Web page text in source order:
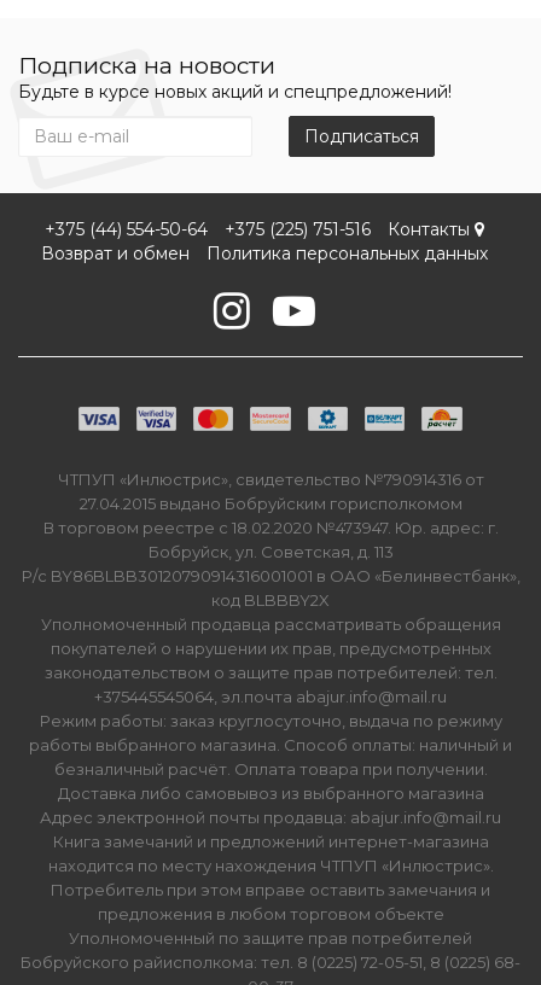
Подписка на новости
Будьте в курсе новых акций и спецпредложений!
Подписаться
+375 (44) 554-50-64 +375 (225) 751-516
Контакты
Возврат и обмен
Политика персональных данных
ЧТПУП «Инлюстрис», свидетельство №790914316 от
27.04.2015 выдано Бобруйским горисполкомом
В торговом реестре с 18.02.2020 №473947. Юр. адрес: г.
Бобруйск, ул. Советская, д. 113
Р/с BY86BLBB30120790914316001001 в ОАО «Белинвестбанк»,
код BLBBBY2X
Уполномоченный продавца рассматривать обращения
покупателей о нарушении их прав, предусмотренных
законодательством о защите прав потребителей: тел.
+375445545064, эл.почта abajur.info@mail.ru
Режим работы: заказ круглосуточно, выдача по режиму
работы выбранного магазина. Способ оплаты: наличный и
безналичный расчёт. Оплата товара при получении.
Доставка либо самовывоз из выбранного магазина
Адрес электронной почты продавца: abajur.info@mail.ru
Книга замечаний и предложений интернет-магазина
находится по месту нахождения ЧТПУП «Инлюстрис».
Потребитель при этом вправе оставить замечания и
предложения в любом торговом объекте
Уполномоченный по защите прав потребителей
Бобруйского райисполкома: тел. 8 (0225) 72-05-51, 8 (0225) 68-